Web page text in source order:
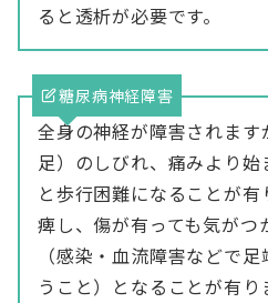
ると透析が必要です。
糖尿病神経障害
全身の神経が障害されま
足）のしびれ、痛みより始
と歩行困難になることが
痺し、傷が有っても気がつ
（感染・血流障害などで
うこと）となることが有り